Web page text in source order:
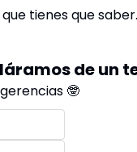
que tienes que
de un
🤓